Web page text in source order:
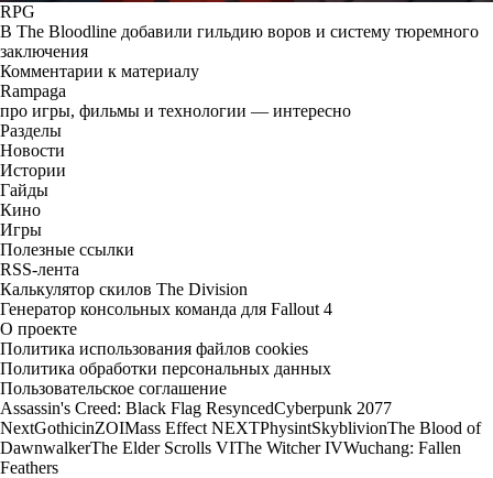
RPG
В The Bloodline добавили гильдию воров и систему тюремного
заключения
Комментарии к материалу
Rampaga
про игры, фильмы и технологии — интересно
Разделы
Новости
Истории
Гайды
Кино
Игры
Полезные ссылки
RSS-лента
Калькулятор скилов The Division
Генератор консольных команда для Fallout 4
О проекте
Политика использования файлов cookies
Политика обработки персональных данных
Пользовательское соглашение
Assassin's Creed: Black Flag ResyncedCyberpunk 2077
NextGothicinZOIMass Effect NEXTPhysintSkyblivionThe Blood of
DawnwalkerThe Elder Scrolls VIThe Witcher IVWuchang: Fallen
Feathers